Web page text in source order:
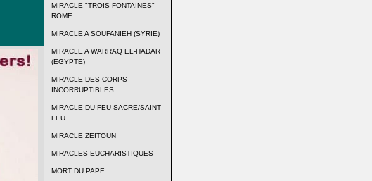
MIRACLE "TROIS FONTAINES"
ROME
MIRACLE A SOUFANIEH (SYRIE)
MIRACLE A WARRAQ EL-HADAR
(EGYPTE)
MIRACLE DES CORPS
INCORRUPTIBLES
MIRACLE DU FEU SACRE/SAINT
FEU
MIRACLE ZEITOUN
MIRACLES EUCHARISTIQUES
MORT DU PAPE